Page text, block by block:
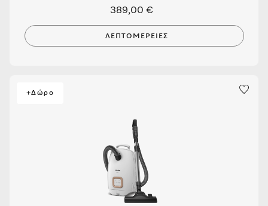
389,00 €
ΛΕΠΤΟΜΈΡΕΙΕΣ
+Δώρο